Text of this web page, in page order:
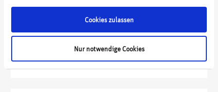
Cookies zulassen
Nur notwendige Cookies